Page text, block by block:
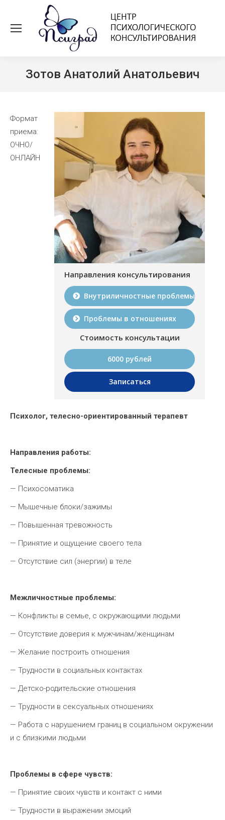
Зотов Анатолий Анатольевич
Направления консультирования
Внутриличностные проблемы
Проблемы в отношениях
Стоимость консультации
6000 рублей
Записаться
Формат
приема:
ОЧНО/
ОНЛАЙН
Психолог, телесно-ориентированный терапевт
Направления работы:
Телесные проблемы:
— Психосоматика
— Мышечные блоки/зажимы
— Повышенная тревожность
— Принятие и ощущение своего тела
— Отсутствие сил (энергии) в теле
Межличностные проблемы:
— Конфликты в семье, с окружающими людьми
— Отсутствие доверия к мужчинам/женщинам
— Желание построить отношения
— Трудности в социальных контактах
— Детско-родительские отношения
— Трудности в сексуальных отношениях
— Работа с нарушением границ в социальном окружении
и с близкими людьми
Проблемы в сфере чувств:
— Принятие своих чувств и контакт с ними
— Трудности в выражении эмоций